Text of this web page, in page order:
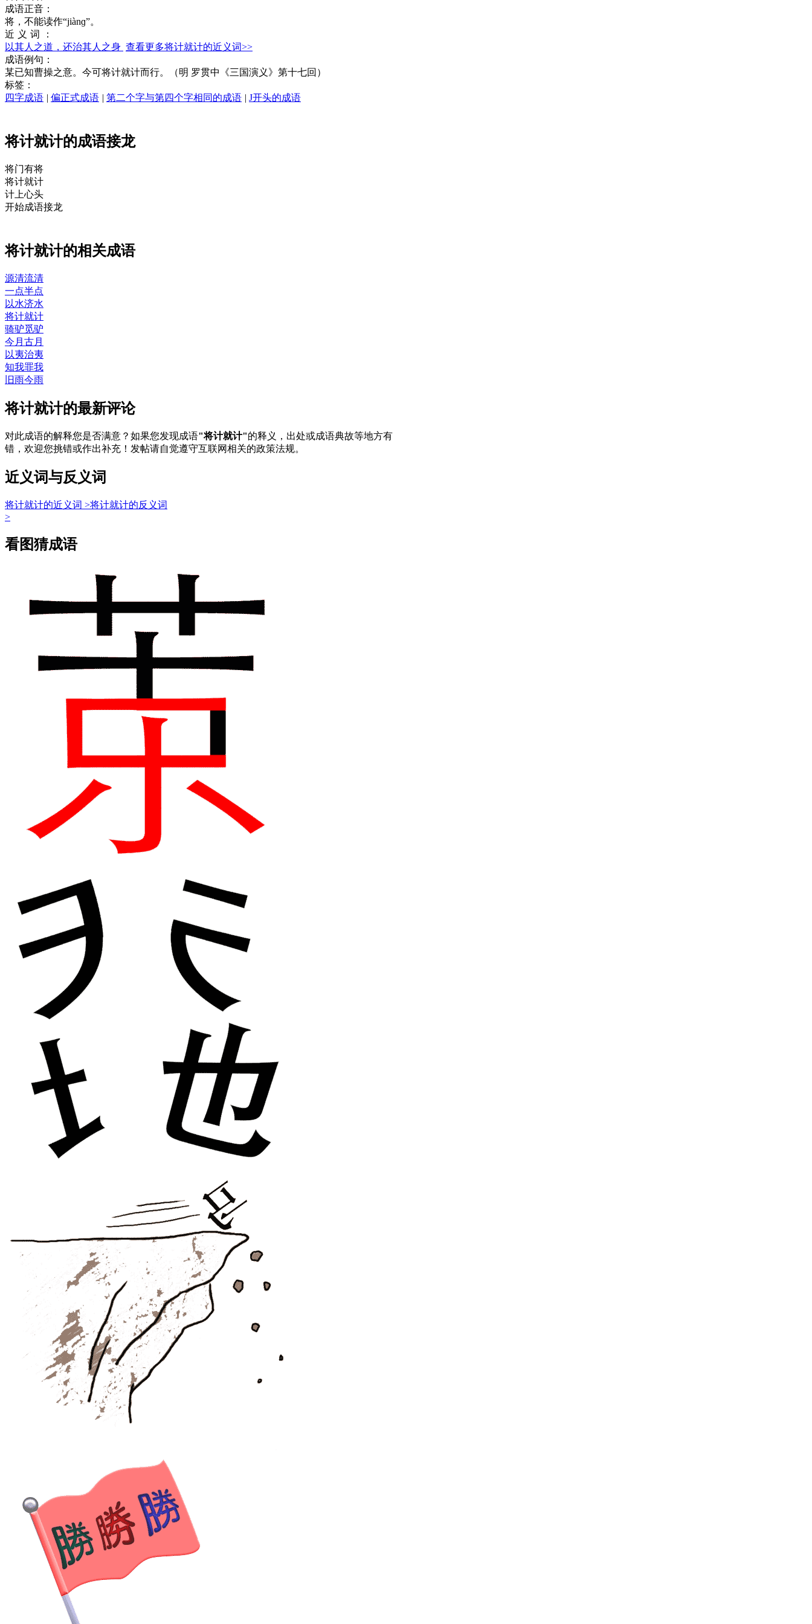
成语正音：
将，不能读作“jiànɡ”。
近义词：
以其人之道，还治其人之身 查看更多将计就计的近义词>>
成语例句：
某已知曹操之意。今可将计就计而行。（明 罗贯中《三国演义》第十七回）
标签：
四字成语 | 偏正式成语 | 第二个字与第四个字相同的成语 | J开头的成语
将计就计的成语接龙
将门有将
将计就计
计 上心头
开始成语接龙
将计就计的相关成语
源清流清
一点半点
以水济水
将计就计
骑驴觅驴
今月古月
以夷治夷
知我罪我
旧雨今雨
将计就计的最新评论
对此成语的解释您是否满意？如果您发现成语"将计就计"的释义，出处或成语典故等地方有
错，欢迎您挑错或作出补充！发帖请自觉遵守互联网相关的政策法规。
近义词与反义词
将计就计的近义词 >将计就计的反义词
>
看图猜成语